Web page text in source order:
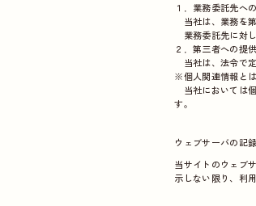
１．業務委託先へ
当社は、業務を
業務委託先に対
２．第三者への提供
当社は、法令で
※個人関連情報とは
当社においては
す。
ウェブサーバの記録
当サイトのウェブ
示しない限り、利